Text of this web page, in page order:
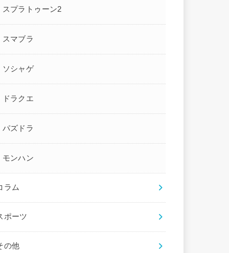
スプラトゥーン2
スマブラ
ソシャゲ
ドラクエ
パズドラ
モンハン
ラム
ポーツ
の他